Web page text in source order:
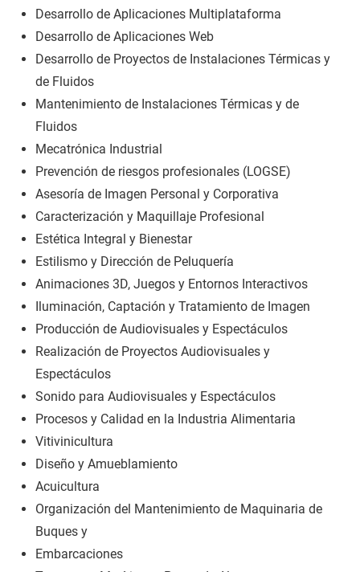
Desarrollo de Aplicaciones Multiplataforma
Desarrollo de Aplicaciones Web
Desarrollo de Proyectos de Instalaciones Térmicas y
de Fluidos
Mantenimiento de Instalaciones Térmicas y de
Fluidos
Mecatrónica Industrial
Prevención de riesgos profesionales (LOGSE)
Asesoría de Imagen Personal y Corporativa
Caracterización y Maquillaje Profesional
Estética Integral y Bienestar
Estilismo y Dirección de Peluquería
Animaciones 3D, Juegos y Entornos Interactivos
Iluminación, Captación y Tratamiento de Imagen
Producción de Audiovisuales y Espectáculos
Realización de Proyectos Audiovisuales y
Espectáculos
Sonido para Audiovisuales y Espectáculos
Procesos y Calidad en la Industria Alimentaria
Vitivinicultura
Diseño y Amueblamiento
Acuicultura
Organización del Mantenimiento de Maquinaria de
Buques y
Embarcaciones